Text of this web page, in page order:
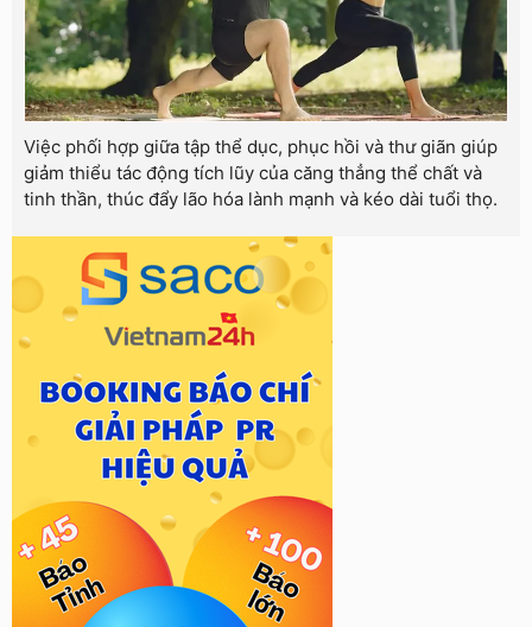
Việc phối hợp giữa tập thể dục, phục hồi và thư giãn giúp
giảm thiểu tác động tích lũy của căng thẳng thể chất và
tinh thần, thúc đẩy lão hóa lành mạnh và kéo dài tuổi thọ.